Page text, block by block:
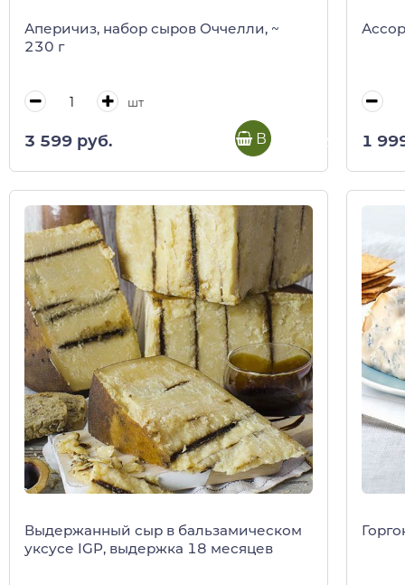
Аперичиз, набор сыров Оччелли, ~
230 г
шт
3 599 руб. В корзину 1
Выдержанный сыр в бальзамическом
уксусе IGP, выдержка 18 месяцев